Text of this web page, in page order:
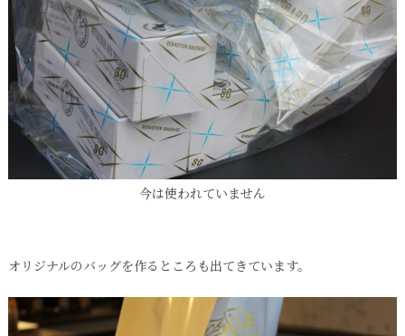
今は使われていません
オリジナルのバッグを作るところも出てきています。